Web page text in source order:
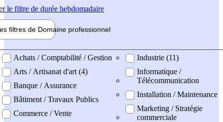
le filtre de durée hebdomadaire
filtres de Domaine professionnel
professionel
Achats / Comptabilité / Gestion
Arts / Artisanat d'art (4)
Banque / Assurance
Bâtiment / Travaux Publics
Commerce / Vente
Industrie (11)
Informatique /
Télécommunication
Installation / Maintenance
Marketing / Stratégie
commerciale